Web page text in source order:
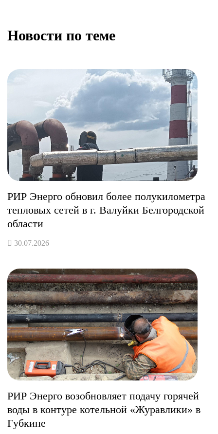
Новости по теме
РИР Энерго обновил более полукилометра
тепловых сетей в г. Валуйки Белгородской
области
30.07.2026
РИР Энерго возобновляет подачу горячей
воды в контуре котельной «Журавлики» в
Губкине